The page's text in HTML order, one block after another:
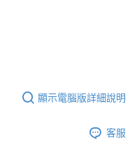
顯示電腦版詳細說明
客服